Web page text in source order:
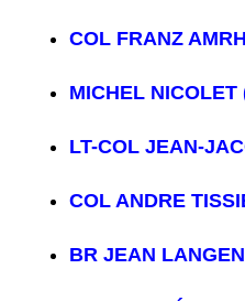
COL FRANZ
MICHEL NICOLET
LT-COL JEAN-
COL ANDRE
BR JEAN